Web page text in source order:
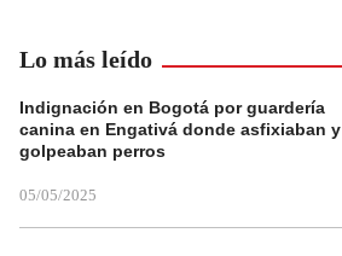
Lo más leído
Indignación en Bogotá por guardería
canina en Engativá donde asfixiaban y
golpeaban perros
05/05/2025